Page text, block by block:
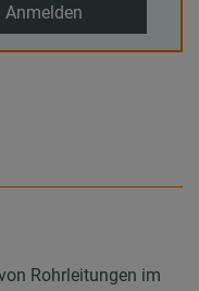
Anmelden
Rohrleitungen im